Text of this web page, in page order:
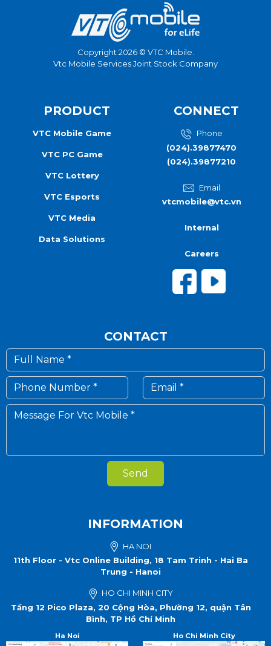
Copyright 2026 © VTC Mobile.
Vtc Mobile Services Joint Stock Company
PRODUCT
VTC Mobile Game
VTC PC Game
VTC Lottery
VTC Esports
VTC Media
Data Solutions
CONNECT
Phone
(024).39877470
(024).39877210
Email
vtcmobile@vtc.vn
Internal
Careers
CONTACT
Send
INFORMATION
HA NOI
11th Floor - Vtc Online Building, 18 Tam Trinh - Hai Ba
Trung - Hanoi
HO CHI MINH CITY
Tầng 12 Pico Plaza, 20 Cộng Hòa, Phường 12, quận Tân
Bình, TP Hồ Chí Minh
Ha Noi Ho Chi Minh City